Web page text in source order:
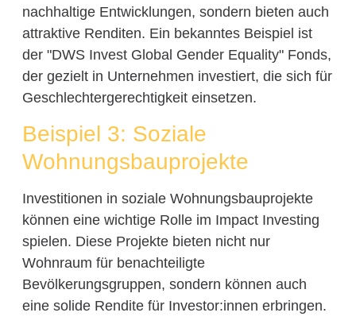
nachhaltige Entwicklungen, sondern bieten auch
attraktive Renditen. Ein bekanntes Beispiel ist
der "DWS Invest Global Gender Equality" Fonds,
der gezielt in Unternehmen investiert, die sich für
Geschlechtergerechtigkeit einsetzen.
Beispiel 3: Soziale
Wohnungsbauprojekte
Investitionen in soziale Wohnungsbauprojekte
können eine wichtige Rolle im Impact Investing
spielen. Diese Projekte bieten nicht nur
Wohnraum für benachteiligte
Bevölkerungsgruppen, sondern können auch
eine solide Rendite für Investor:innen erbringen.